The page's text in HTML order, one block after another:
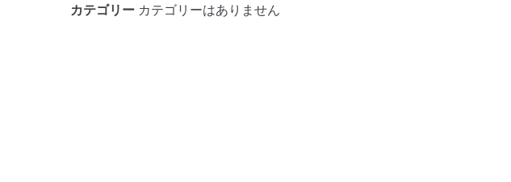
カテゴリー カテゴリーはありません